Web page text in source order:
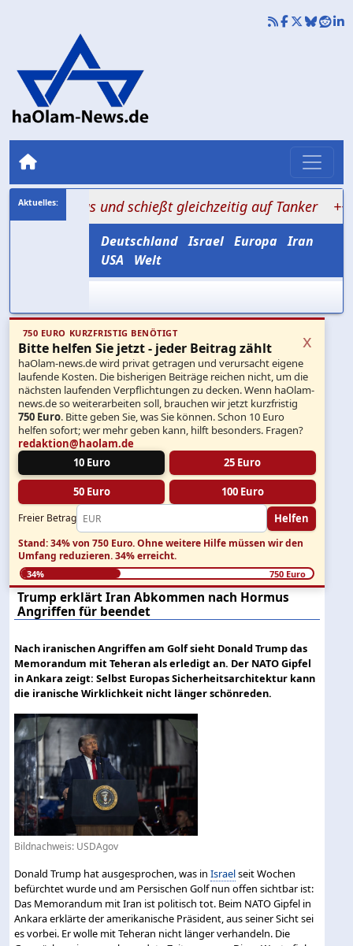
und schießt gleichzeitig auf Tanker +++
Deutschland Israel Europa Iran
USA
Welt
750 EURO KURZFRISTIG BENÖTIGT
Bitte helfen Sie jetzt - jeder Beitrag zählt
haOlam-news.de wird privat getragen und verursacht eigene
laufende Kosten. Die bisherigen Beiträge reichen nicht, um die
nächsten laufenden Verpflichtungen zu decken. Wenn haOlam-
news.de so weiterarbeiten soll, brauchen wir jetzt kurzfristig
750 Euro. Bitte geben Sie, was Sie können. Schon 10 Euro
helfen sofort; wer mehr geben kann, hilft besonders. Fragen?
redaktion@haolam.de
10 Euro
25 Euro
50 Euro 100 Euro
Freier Betrag Helfen
x
Stand: 34% von 750 Euro.Ohne weitere Hilfe müssen wir den
Umfang reduzieren.34% erreicht.
34% 750 Euro
Trump erklärt Iran Abkommen nach Hormus
Angriffen für beendet
Nach iranischen Angriffen am Golf sieht Donald Trump das
Memorandum mit Teheran als erledigt an. Der NATO Gipfel
in Ankara zeigt: Selbst Europas Sicherheitsarchitektur kann
die iranische Wirklichkeit nicht länger schönreden.
Bildnachweis: USDAgov
Donald Trump hat ausgesprochen, was inIsraelseit Wochen
befürchtet wurde und am Persischen Golf nun offen sichtbar ist:
Das Memorandum mit Iran ist politisch tot. Beim NATO Gipfel in
Ankara erklärte der amerikanische Präsident, aus seiner Sicht sei
es vorbei. Er wolle mit Teheran nicht länger verhandeln. Die